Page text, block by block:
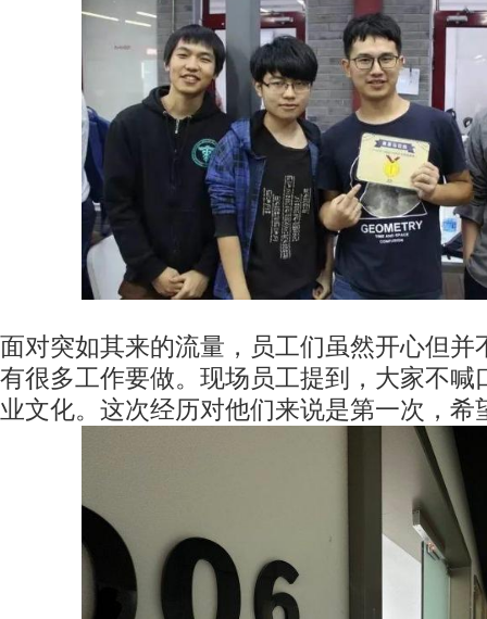
面对突如其来的流量，员工们虽然开心但并
有很多工作要做。现场员工提到，大家不喊
业文化。这次经历对他们来说是第一次，希